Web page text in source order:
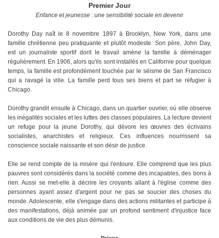
Premier Jour
Enfance et jeunesse : une sensibilité sociale en devenir
Dorothy Day naît le 8 novembre 1897 à Brooklyn, New York, dans une
famille chrétienne peu pratiquante et plutôt modeste. Son père, John Day,
est un journaliste sportif dont le travail amène la famille à déménager
régulièrement. En 1906, alors qu'ils sont installés en Californie pour quelque
temps, la famille est profondément touchée par le séisme de San Francisco
qui a ravagé la ville. La famille perd tous ses biens et part se réfugier à
Chicago.
Dorothy grandit ensuite à Chicago, dans un quartier ouvrier, où elle observe
les inégalités sociales et les luttes des classes populaires. La lecture devient
un refuge pour la jeune Dorothy, qui dévore les œuvres des écrivains
socialistes, anarchistes et religieux. Ces influences nourrissent sa
conscience sociale naissante et son désir de justice.
Elle se rend compte de la misère qui l'entoure. Elle comprend que les plus
pauvres sont considérés dans la société comme des incapables, des bons à
rien. Aussi se met-elle à décrire les croyants allant à l'église comme des
personnes ayant assez d'argent pour ne pas se soucier des choses du
monde. Adolescente, elle s'engage dans des actions militantes et participe à
des manifestations, déjà animée par un profond sentiment d'injustice face
aux conditions de vie des plus démunis.